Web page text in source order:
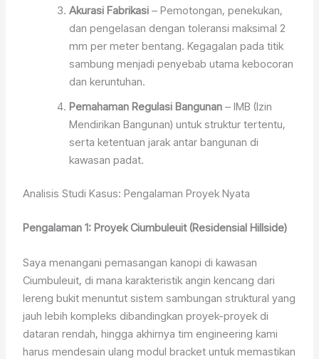
Akurasi Fabrikasi – Pemotongan, penekukan,
dan pengelasan dengan toleransi maksimal 2
mm per meter bentang. Kegagalan pada titik
sambung menjadi penyebab utama kebocoran
dan keruntuhan.
Pemahaman Regulasi Bangunan – IMB (Izin
Mendirikan Bangunan) untuk struktur tertentu,
serta ketentuan jarak antar bangunan di
kawasan padat.
Analisis Studi Kasus: Pengalaman Proyek Nyata
Pengalaman 1: Proyek Ciumbuleuit (Residensial Hillside)
Saya menangani pemasangan kanopi di kawasan
Ciumbuleuit, di mana karakteristik angin kencang dari
lereng bukit menuntut sistem sambungan struktural yang
jauh lebih kompleks dibandingkan proyek-proyek di
dataran rendah, hingga akhirnya tim engineering kami
harus mendesain ulang modul bracket untuk memastikan